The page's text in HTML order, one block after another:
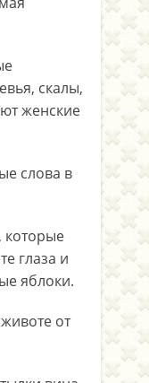
скалы,
женские
слова в
которые
глаза и
яблоки.
от